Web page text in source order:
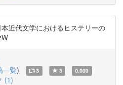
近代文学におけるヒステリーの
一覧) 3 3 0.000
(1)